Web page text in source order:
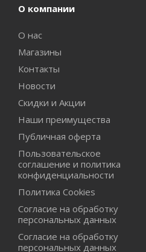
О компании
О нас
Магазины
Контакты
Новости
Скидки и Акции
Наши преимущества
Публичная оферта
Пользовательское
соглашение и политика
конфиденциальности
Политика Cookies
Согласие на обработку
персональных данных
Согласие на обработку
персональных данных